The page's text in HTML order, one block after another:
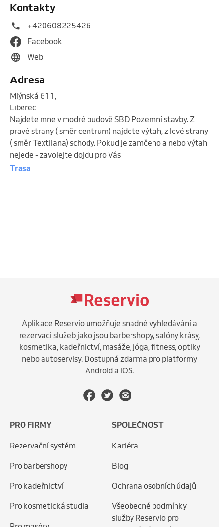
Kontakty
+420608225426
Facebook
Web
Adresa
Mlýnská 611 ,
Liberec
Najdete mne v modré budově SBD Pozemní stavby. Z
pravé strany ( směr centrum) najdete výtah, z levé strany
( směr Textilana) schody. Pokud je zamčeno a nebo výtah
nejede - zavolejte dojdu pro Vás
Trasa
Aplikace Reservio umožňuje snadné vyhledávání a
rezervaci služeb jako jsou barbershopy, salóny krásy,
kosmetika, kadeřnictví, masáže, jóga, fitness, optiky
nebo autoservisy. Dostupná zdarma pro platformy
Android a iOS.
PRO FIRMY
Rezervační systém
Pro barbershopy
Pro kadeřnictví
Pro kosmetická studia
SPOLEČNOST
Kariéra
Blog
Ochrana osobních údajů
Všeobecné podmínky
služby Reservio pro